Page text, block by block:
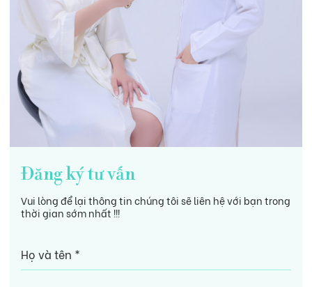
Đăng ký tư vấn
Vui lòng để lại thông tin chúng tôi sẽ liên hệ với bạn trong
thời gian sớm nhất !!!